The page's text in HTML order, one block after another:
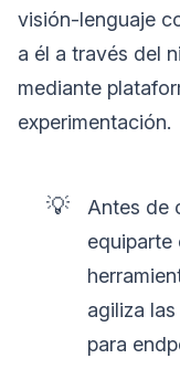
visión-lenguaje
a él a través del
mediante
experimentación.
💡
Antes de
equiparte
agiliza
para